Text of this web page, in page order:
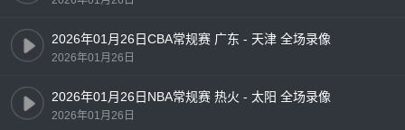
2026年01月26日CBA常规赛 广东 - 天津 全场录像
2026年01月26日
2026年01月26日NBA常规赛 热火 - 太阳 全场录像
2026年01月26日